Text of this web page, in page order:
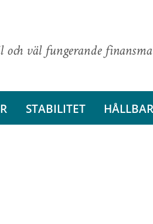
och väl fungerande
STABILITET